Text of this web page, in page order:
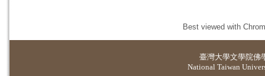
Best viewed with
臺灣大學文學院佛
National Taiwan